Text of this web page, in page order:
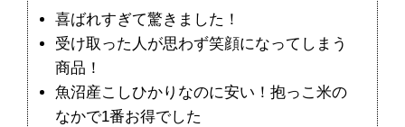
喜ばれすぎて驚きました！
受け取った人が思わず笑顔になってしまう
商品！
魚沼産こしひかりなのに安い！抱っこ米の
なかで1番お得でした